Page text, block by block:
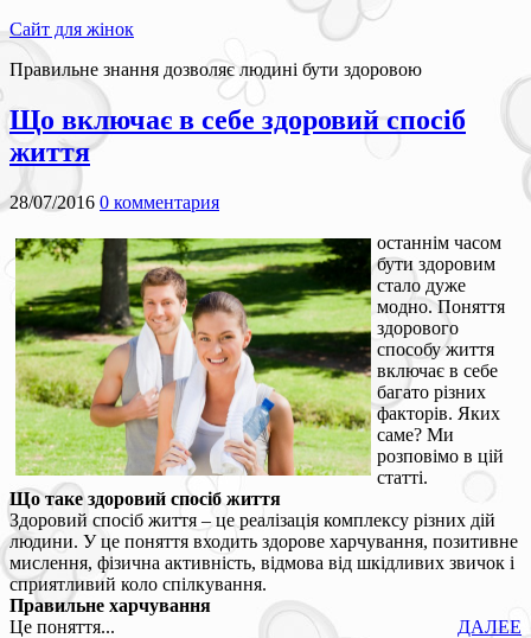
Сайт для жінок
Правильне знання дозволяє людині бути здоровою
Що включає в себе здоровий спосіб
життя
28/07/2016 0 комментария
останнім часом
бути здоровим
стало дуже
модно. Поняття
здорового
способу життя
включає в себе
багато різних
факторів. Яких
саме? Ми
розповімо в цій
статті.
Що таке здоровий спосіб життя
Здоровий спосіб життя – це реалізація комплексу різних дій
людини. У це поняття входить здорове харчування, позитивне
мислення, фізична активність, відмова від шкідливих звичок і
сприятливий коло спілкування.
Правильне харчування
Це поняття...
ДАЛЕЕ